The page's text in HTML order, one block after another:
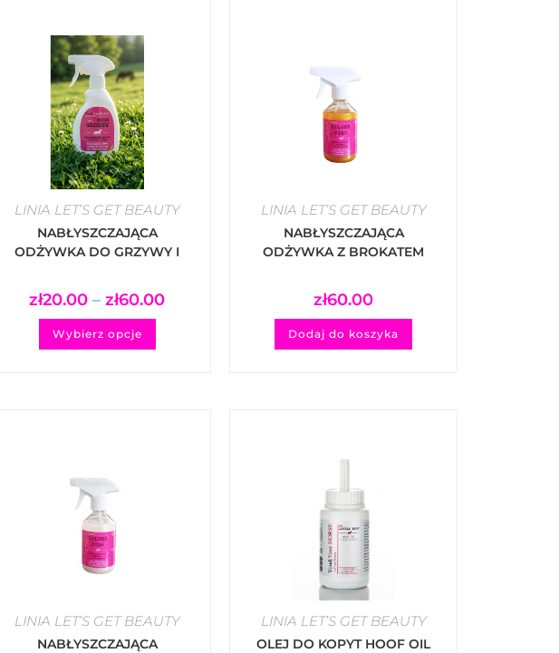
LINIA LET’S GET BEAUTY
NABŁYSZCZAJĄCA
ODŻYWKA DO GRZYWY I
GLOSSIE CONDITIONER –
HIGH GLOSSY
zł20.00 – zł60.00
Wybierz opcje
LINIA LET’S GET BEAUTY
NABŁYSZCZAJĄCA
ODŻYWKA Z BROKATEM
GLOSSY STAR – GOLD
zł60.00
Dodaj do koszyka
LINIA LET’S GET BEAUTY
NABŁYSZCZAJĄCA
LINIA LET’S GET BEAUTY
OLEJ DO KOPYT HOOF OIL